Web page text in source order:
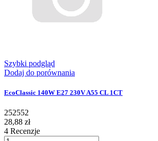
Szybki podgląd
Dodaj do porównania
EcoClassic 140W E27 230V A55 CL 1CT
252552
28,88 zł
4 Recenzje